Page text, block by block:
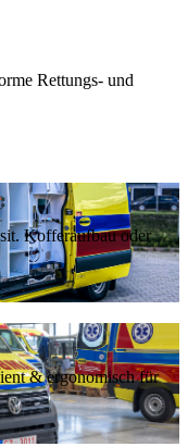
Rettungs- und
Kofferaufbau oder
& ergonomisch für